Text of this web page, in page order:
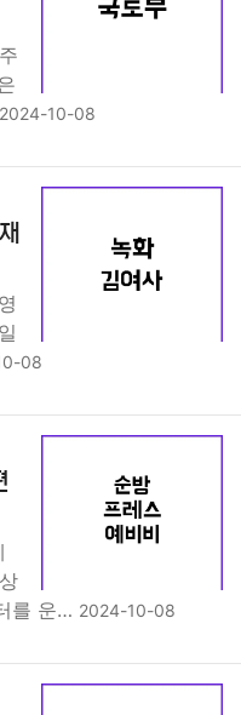
2024-10-08
08
를 운… 2024-10-08